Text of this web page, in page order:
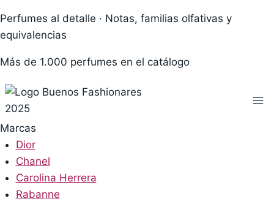
to
content
Perfumes al detalle · Notas, familias olfativas y
equivalencias
Más de 1.000 perfumes en el catálogo
Marcas
Dior
Chanel
Carolina Herrera
Rabanne